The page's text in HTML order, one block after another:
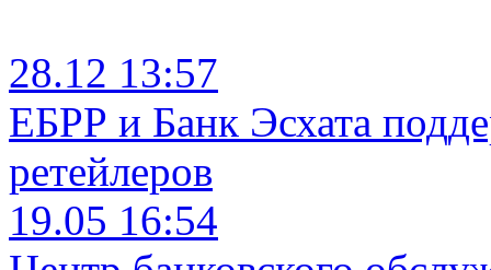
28.12 13:57
ЕБРР и Банк Эсхата
ретейлеров
19.05 16:54